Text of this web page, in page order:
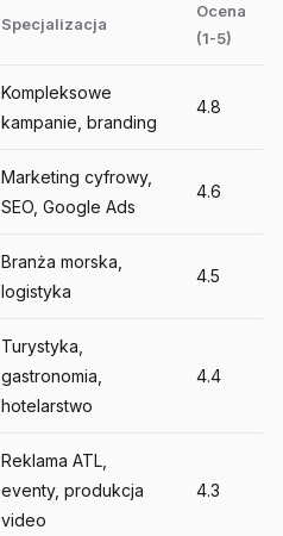
Specjalizacja
Ocena
(1-5)
Kompleksowe
kampanie, branding
4.8
Marketing cyfrowy,
SEO, Google Ads
4.6
Branża morska,
logistyka
4.5
Turystyka,
gastronomia,
hotelarstwo
4.4
Reklama ATL,
eventy, produkcja
video
4.3